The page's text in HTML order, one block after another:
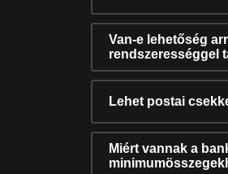
Van-e lehetőség
rendszerességgel
Lehet postai
Miért vannak a